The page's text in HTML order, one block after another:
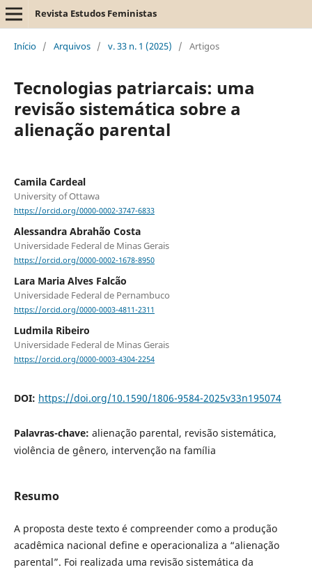
Revista Estudos Feministas
Início / Arquivos / v. 33 n. 1 (2025) / Artigos
Tecnologias patriarcais: uma
revisão sistemática sobre a
alienação parental
Camila Cardeal
University of Ottawa
https://orcid.org/0000-0002-3747-6833
Alessandra Abrahão Costa
Universidade Federal de Minas Gerais
https://orcid.org/0000-0002-1678-8950
Lara Maria Alves Falcão
Universidade Federal de Pernambuco
https://orcid.org/0000-0003-4811-2311
Ludmila Ribeiro
Universidade Federal de Minas Gerais
https://orcid.org/0000-0003-4304-2254
DOI: https://doi.org/10.1590/1806-9584-2025v33n195074
Palavras-chave: alienação parental, revisão sistemática,
violência de gênero, intervenção na família
Resumo
A proposta deste texto é compreender como a produção
acadêmica nacional define e operacionaliza a “alienação
parental”. Foi realizada uma revisão sistemática da